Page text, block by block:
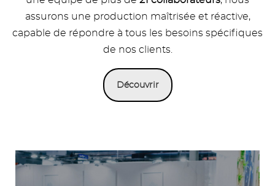
assurons une production maîtrisée et réactive,
capable de répondre à tous les besoins spécifiques
de nos clients.
Découvrir
Image